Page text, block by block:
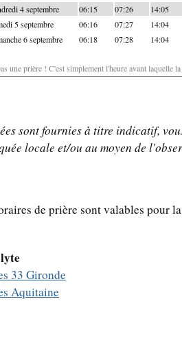
4 septembre 06:15 07:26 14:05
5 septembre 06:16 07:27 14:04
6 septembre 06:18 07:28 14:04
une prière ! C'est simplement l'heure avant laquelle
sont fournies à titre indicatif,
locale et/ou au moyen de
de prière sont valables pour
33 Gironde
Aquitaine